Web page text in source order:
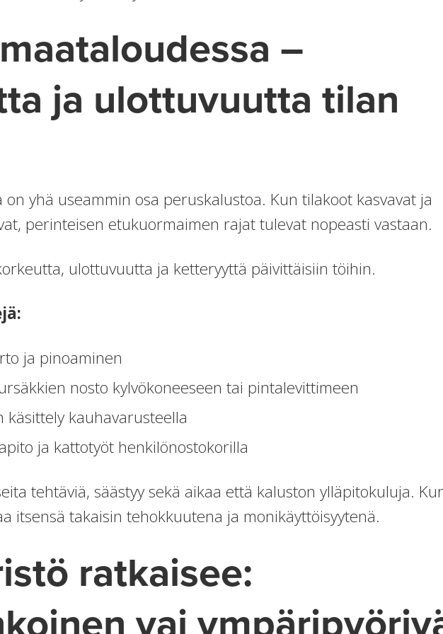
–
ja ulottuvuutta tilan
yhä useammin osa peruskalustoa. Kun tilakoot kasvavat ja
perinteisen etukuormaimen rajat tulevat nopeasti vastaan.
ulottuvuutta ja ketteryyttä päivittäisiin töihin.
ja pinoaminen
nosto kylvökoneeseen tai pintalevittimeen
kauhavarusteella
ja kattotyöt henkilönostokorilla
tehtäviä, säästyy sekä aikaa että kaluston ylläpitokuluja.
itsensä takaisin tehokkuutena ja monikäyttöisyytenä.
ratkaisee: